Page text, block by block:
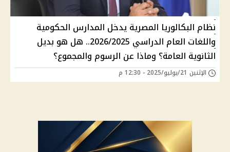
نظام البكالوريا المصرية يدخل المدارس الحكومية
واللغات العام الدراسي 2026/2025.. هل هو بديل
الثانوية العامة؟ وماذا عن الرسوم والمجموع؟
الإثنين 21/يوليو/2025 - 12:30 م